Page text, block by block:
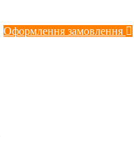
Оформлення замовлення